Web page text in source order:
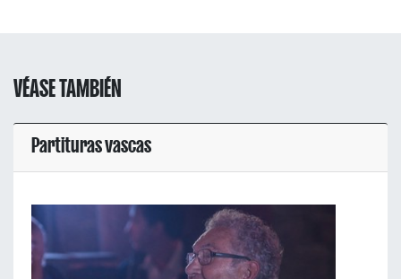
VÉASE TAMBIÉN
Partituras vascas